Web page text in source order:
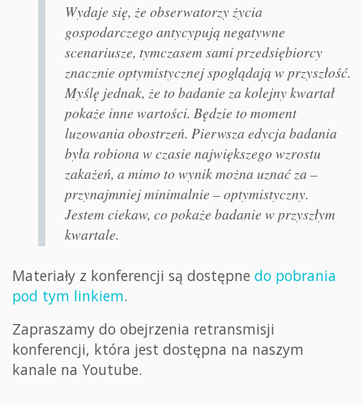
Wydaje się, że obserwatorzy życia
gospodarczego antycypują negatywne
scenariusze, tymczasem sami przedsiębiorcy
znacznie optymistycznej spoglądają w przyszłość.
Myślę jednak, że to badanie za kolejny kwartał
pokaże inne wartości. Będzie to moment
luzowania obostrzeń. Pierwsza edycja badania
była robiona w czasie największego wzrostu
zakażeń, a mimo to wynik można uznać za –
przynajmniej minimalnie – optymistyczny.
Jestem ciekaw, co pokaże badanie w przyszłym
kwartale.
Materiały z konferencji są dostępne do pobrania
pod tym linkiem.
Zapraszamy do obejrzenia retransmisji
konferencji, która jest dostępna na naszym
kanale na Youtube.